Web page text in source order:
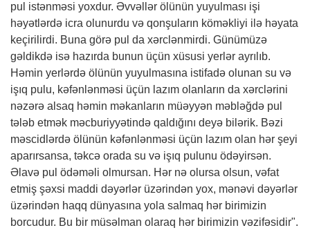
pul istənməsi yoxdur. Əvvəllər ölünün yuyulması işi
həyətlərdə icra olunurdu və qonşuların köməkliyi ilə həyata
keçirilirdi. Buna görə pul da xərclənmirdi. Günümüzə
gəldikdə isə hazırda bunun üçün xüsusi yerlər ayrılıb.
Həmin yerlərdə ölünün yuyulmasına istifadə olunan su və
işıq pulu, kəfənlənməsi üçün lazım olanların da xərclərini
nəzərə alsaq həmin məkanların müəyyən məbləğdə pul
tələb etmək məcburiyyətində qaldığını deyə bilərik. Bəzi
məscidlərdə ölünün kəfənlənməsi üçün lazım olan hər şeyi
aparırsansa, təkcə orada su və işıq pulunu ödəyirsən.
Əlavə pul ödəməli olmursan. Hər nə olursa olsun, vəfat
etmiş şəxsi maddi dəyərlər üzərindən yox, mənəvi dəyərlər
üzərindən haqq dünyasına yola salmaq hər birimizin
borcudur. Bu bir müsəlman olaraq hər birimizin vəzifəsidir".